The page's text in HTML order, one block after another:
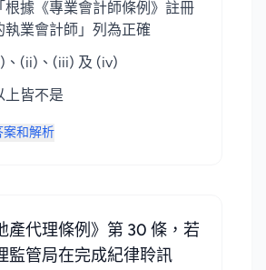
「根據《專業會計師條例》註冊
執業會計師」列為正確
、(ii)、(iii) 及 (iv)
上皆不是
案和解析
產代理條例》第 30 條，若
監管局在完成紀律聆訊